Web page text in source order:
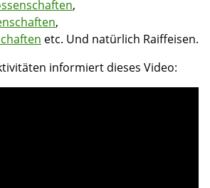
,
,
etc. Und natürlich Raiffeisen.
informiert dieses Video: